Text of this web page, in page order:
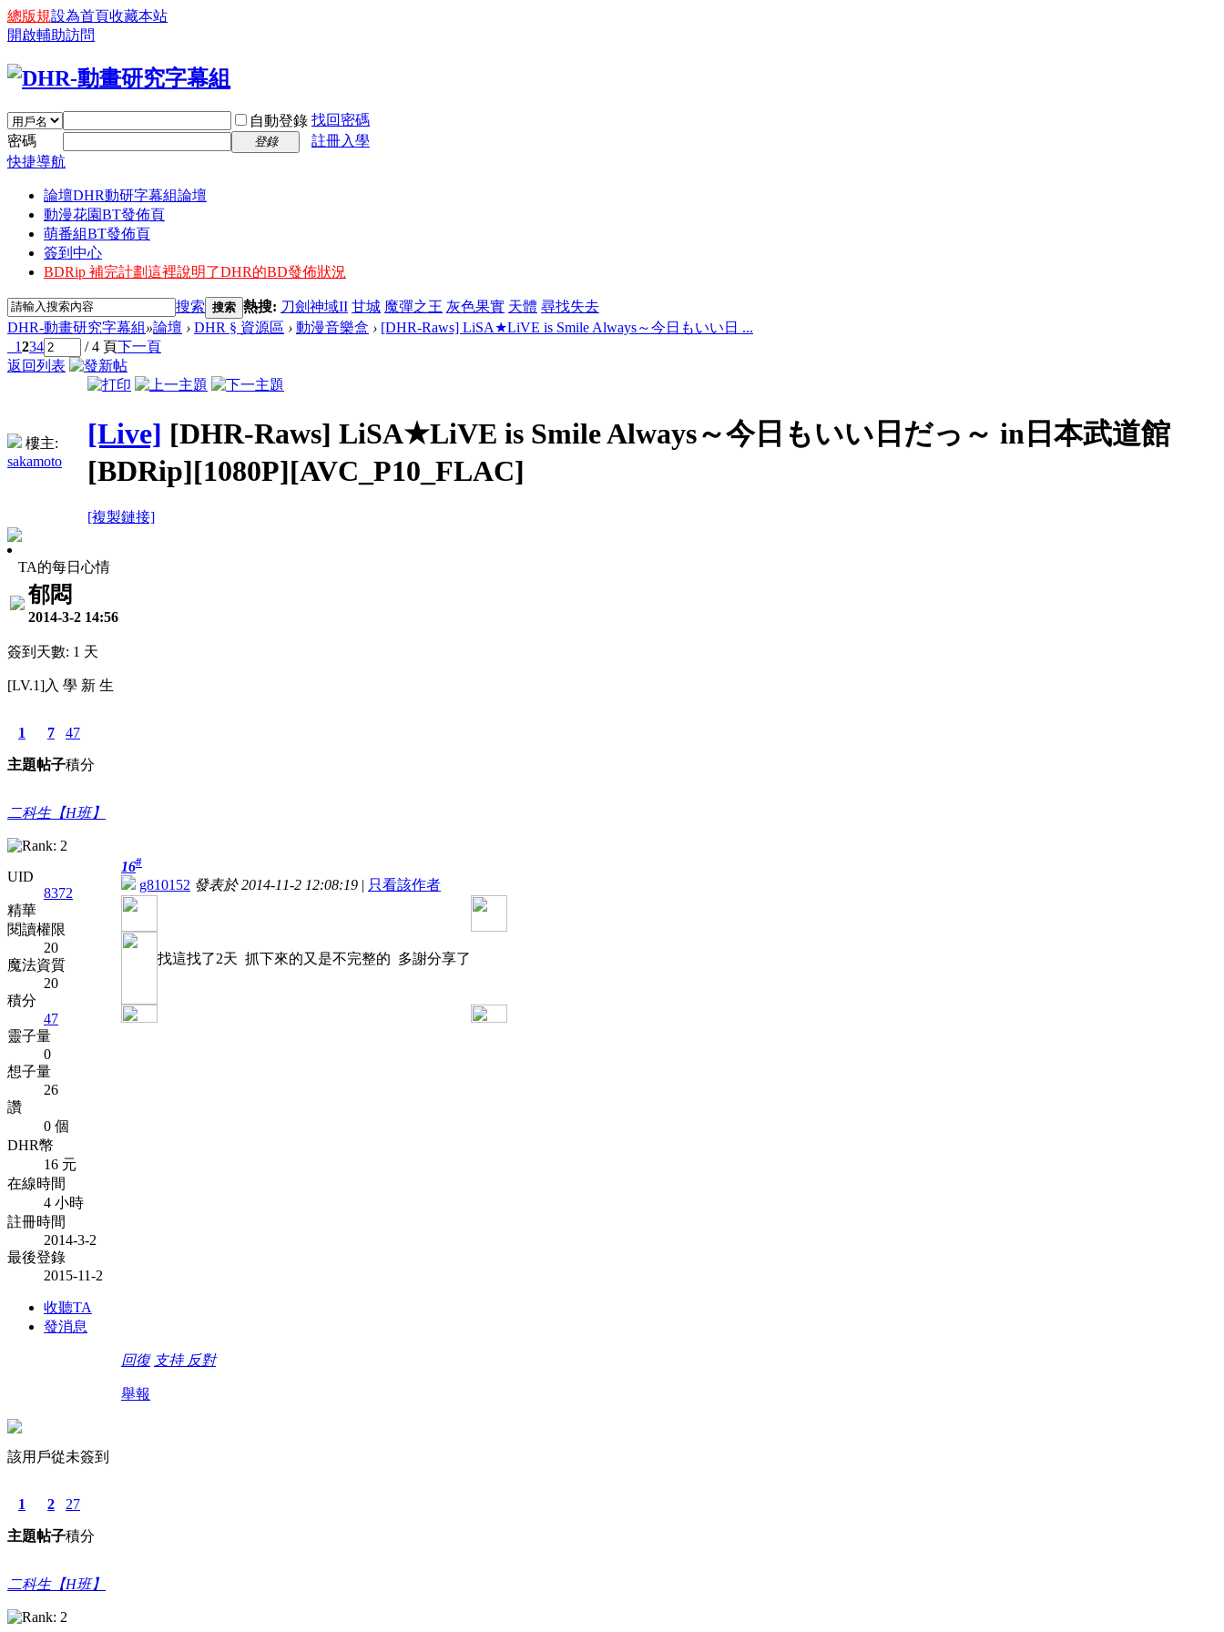
總版規設為首頁收藏本站
開啟輔助訪問
自動登錄 找回密碼
密碼
登錄
註冊入學
快捷導航
論壇DHR動研字幕組論壇
動漫花園BT發佈頁
萌番組BT發佈頁
簽到中心
BDRip 補完計劃這裡說明了DHR的BD發佈狀況
搜索 搜索 熱搜: 刀劍神域II 甘城 魔彈之王 灰色果實 天體 尋找失去
DHR-動畫研究字幕組»論壇 › DHR § 資源區 › 動漫音樂盒 › [DHR-Raws] LiSA★LiVE is Smile Always～今日もいい日 ...
1234 / 4 頁下一頁
返回列表
樓主:
sakamoto
[Live] [DHR-Raws] LiSA★LiVE is Smile Always～今日もいい日だっ～ in日本武道館
[BDRip][1080P][AVC_P10_FLAC]
[複製鏈接]
TA的每日心情
郁悶
2014-3-2 14:56
簽到天數: 1 天
[LV.1]入 學 新 生
1
主題
7
帖子
47
積分
二科生【H班】
UID
8372
精華
閱讀權限
20
魔法資質
20
積分
47
靈子量
0
想子量
26
讚
0 個
DHR幣
16 元
在線時間
4 小時
註冊時間
2014-3-2
最後登錄
2015-11-2
收聽TA
發消息
16#
g810152 發表於 2014-11-2 12:08:19 | 只看該作者
找這找了2天 抓下來的又是不完整的 多謝分享了
回復 支持 反對
舉報
該用戶從未簽到
1
主題
2
帖子
27
積分
二科生【H班】